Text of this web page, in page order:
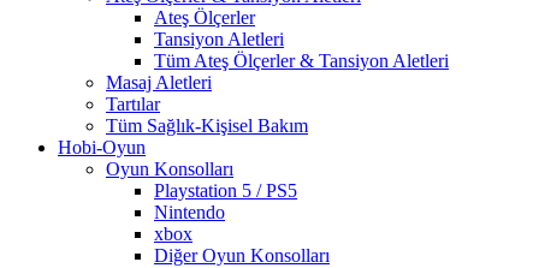
Ateş Ölçerler
Tansiyon Aletleri
Tüm Ateş Ölçerler & Tansiyon Aletleri
Masaj Aletleri
Tartılar
Tüm Sağlık-Kişisel Bakım
Hobi-Oyun
Oyun Konsolları
Playstation 5 / PS5
Nintendo
xbox
Diğer Oyun Konsolları